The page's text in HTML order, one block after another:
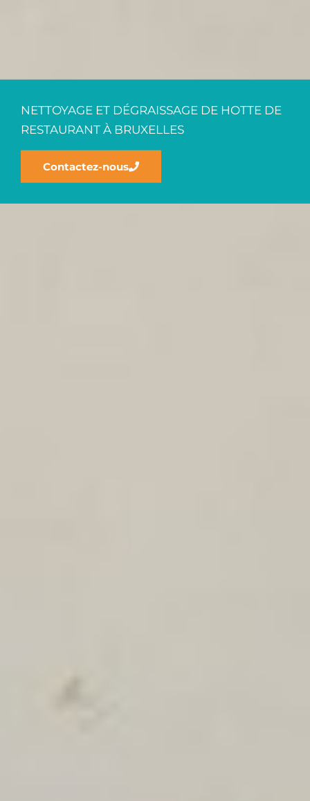
NETTOYAGE ET DÉGRAISSAGE DE HOTTE DE
RESTAURANT À BRUXELLES
Contactez-nous